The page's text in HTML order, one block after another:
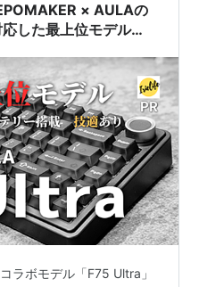
× AULAの
した最上位モデル
ラボモデル「F75 Ultra」